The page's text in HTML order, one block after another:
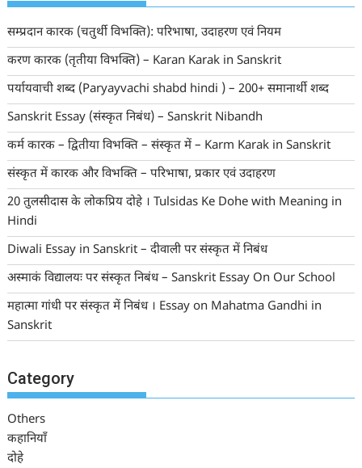
सम्प्रदान कारक (चतुर्थी विभक्ति): परिभाषा, उदाहरण एवं नियम
करण कारक (तृतीया विभक्ति) – Karan Karak in Sanskrit
पर्यायवाची शब्द (Paryayvachi shabd hindi ) – 200+ समानार्थी शब्द
Sanskrit Essay (संस्कृत निबंध) – Sanskrit Nibandh
कर्म कारक – द्वितीया विभक्ति – संस्कृत में – Karm Karak in Sanskrit
संस्कृत में कारक और विभक्ति – परिभाषा, प्रकार एवं उदाहरण
20 तुलसीदास के लोकप्रिय दोहे । Tulsidas Ke Dohe with Meaning in
Hindi
Diwali Essay in Sanskrit – दीवाली पर संस्कृत में निबंध
अस्माकं विद्यालयः पर संस्कृत निबंध – Sanskrit Essay On Our School
महात्मा गांधी पर संस्कृत में निबंध । Essay on Mahatma Gandhi in
Sanskrit
Category
Others
कहानियाँ
दोहे